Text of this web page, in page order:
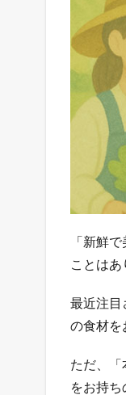
「新鮮
ことは
最近注目
の食材を
ただ、
をお持ち